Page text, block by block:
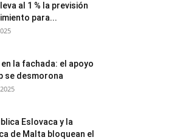
al 1 % la previsión
para...
la fachada: el apoyo
se desmorona
Eslovaca y la
de Malta bloquean el